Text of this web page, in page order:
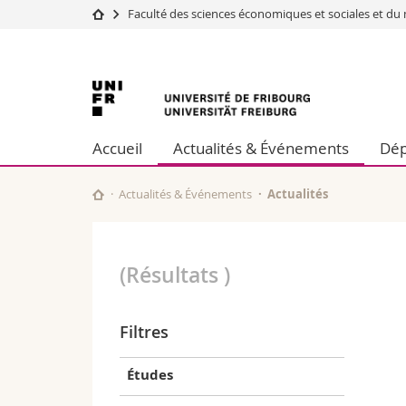
Etudes
Campus
Université
Formation continue
Lettres et
Sciences
Faculté des sciences économiques et sociales et
Université
de
Fribourg
Accueil Actualités & Événements
Actualités & Événements Actualités
(Résultats )
Filtres
Études